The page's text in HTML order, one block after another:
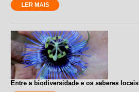
LER MAIS
Entre a biodiversidade e os saberes locais